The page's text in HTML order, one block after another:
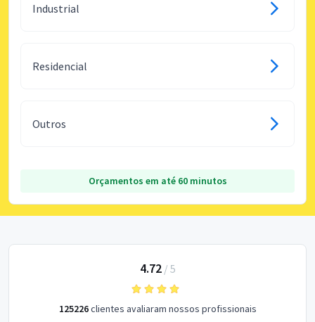
Industrial
Residencial
Outros
Orçamentos em até 60 minutos
4.72/ 5
125226clientes avaliaram nossos profissionais